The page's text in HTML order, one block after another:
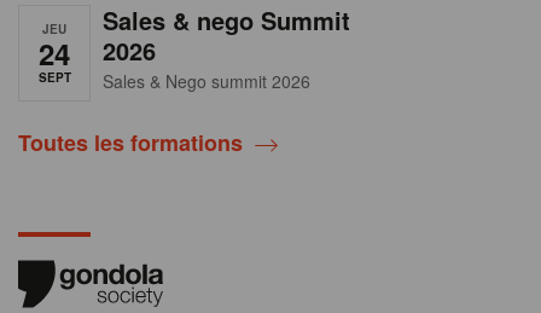
JEU
24
SEPT
Sales & nego Summit
2026
Sales & Nego summit 2026
Toutes les formations